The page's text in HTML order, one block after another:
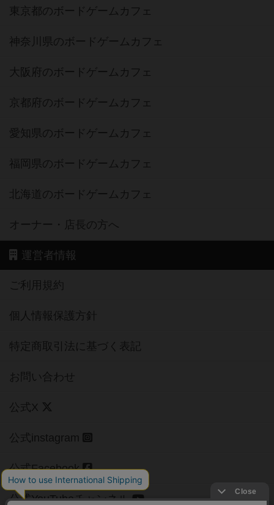
東京都のボードゲームカフェ
神奈川県のボードゲームカフェ
大阪府のボードゲームカフェ
京都府のボードゲームカフェ
愛知県のボードゲームカフェ
福岡県のボードゲームカフェ
北海道のボードゲームカフェ
オーナー・店長の方へ
運営者情報
ご利用規約
個人情報保護方針
特定商取引法に基づく表記
お問い合わせ
公式X
公式instagram
公式Facebook
公式YouTubeチャンネル